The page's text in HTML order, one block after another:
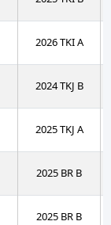
2026 TKI A
2024 TKJ B
2025 TKJ A
2025 BR B
2025 BR B